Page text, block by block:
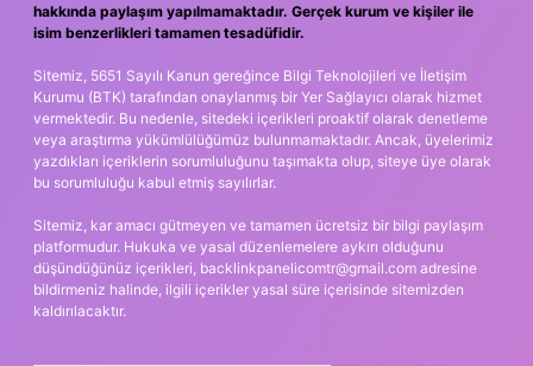
hakkında paylaşım yapılmamaktadır. Gerçek kurum ve kişiler ile
isim benzerlikleri tamamen tesadüfidir.
Sitemiz, 5651 Sayılı Kanun gereğince Bilgi Teknolojileri ve İletişim
Kurumu (BTK) tarafından onaylanmış bir Yer Sağlayıcı olarak hizmet
vermektedir. Bu nedenle, sitedeki içerikleri proaktif olarak denetleme
veya araştırma yükümlülüğümüz bulunmamaktadır. Ancak, üyelerimiz
yazdıkları içeriklerin sorumluluğunu taşımakta olup, siteye üye olarak
bu sorumluluğu kabul etmiş sayılırlar.
Sitemiz, kar amacı gütmeyen ve tamamen ücretsiz bir bilgi paylaşım
platformudur. Hukuka ve yasal düzenlemelere aykırı olduğunu
düşündüğünüz içerikleri, backlinkpanelicomtr@gmail.com adresine
bildirmeniz halinde, ilgili içerikler yasal süre içerisinde sitemizden
kaldırılacaktır.